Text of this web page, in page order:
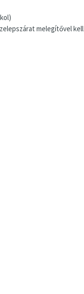
melegítővel